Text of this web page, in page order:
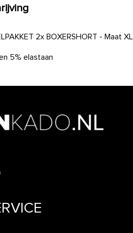
2x BOXERSHORT - Maat XL
5% elastaan